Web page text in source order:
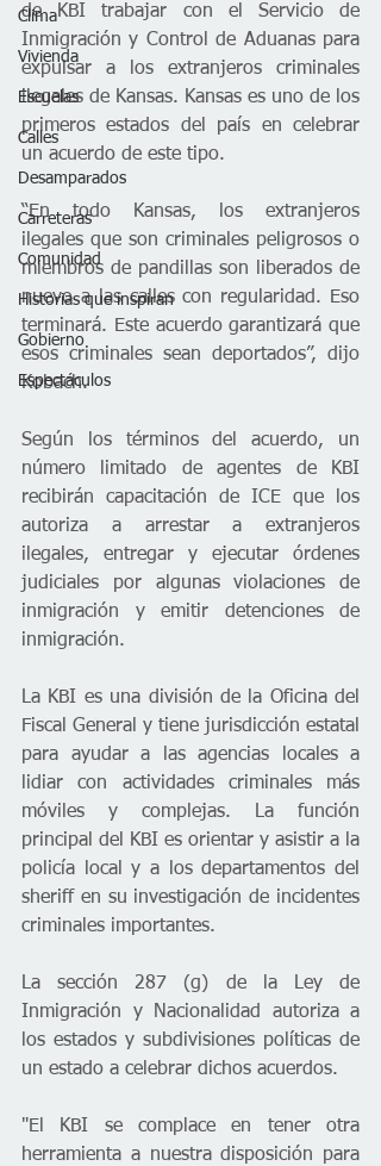
Clima
Vivienda
Escuelas
Calles
Desamparados
Carreteras
Comunidad
Historias que inspiran
Gobierno
Espectáculos
de KBI trabajar con el Servicio de
Inmigración y Control de Aduanas para
expulsar a los extranjeros criminales
ilegales de Kansas. Kansas es uno de los
primeros estados del país en celebrar
un acuerdo de este tipo.
“En todo Kansas, los extranjeros
ilegales que son criminales peligrosos o
miembros de pandillas son liberados de
nuevo a las calles con regularidad. Eso
terminará. Este acuerdo garantizará que
esos criminales sean deportados”, dijo
Kobach.
Según los términos del acuerdo, un
número limitado de agentes de KBI
recibirán capacitación de ICE que los
autoriza a arrestar a extranjeros
ilegales, entregar y ejecutar órdenes
judiciales por algunas violaciones de
inmigración y emitir detenciones de
inmigración.
La KBI es una división de la Oficina del
Fiscal General y tiene jurisdicción estatal
para ayudar a las agencias locales a
lidiar con actividades criminales más
móviles y complejas. La función
principal del KBI es orientar y asistir a la
policía local y a los departamentos del
sheriff en su investigación de incidentes
criminales importantes.
La sección 287 (g) de la Ley de
Inmigración y Nacionalidad autoriza a
los estados y subdivisiones políticas de
un estado a celebrar dichos acuerdos.
"El KBI se complace en tener otra
herramienta a nuestra disposición para